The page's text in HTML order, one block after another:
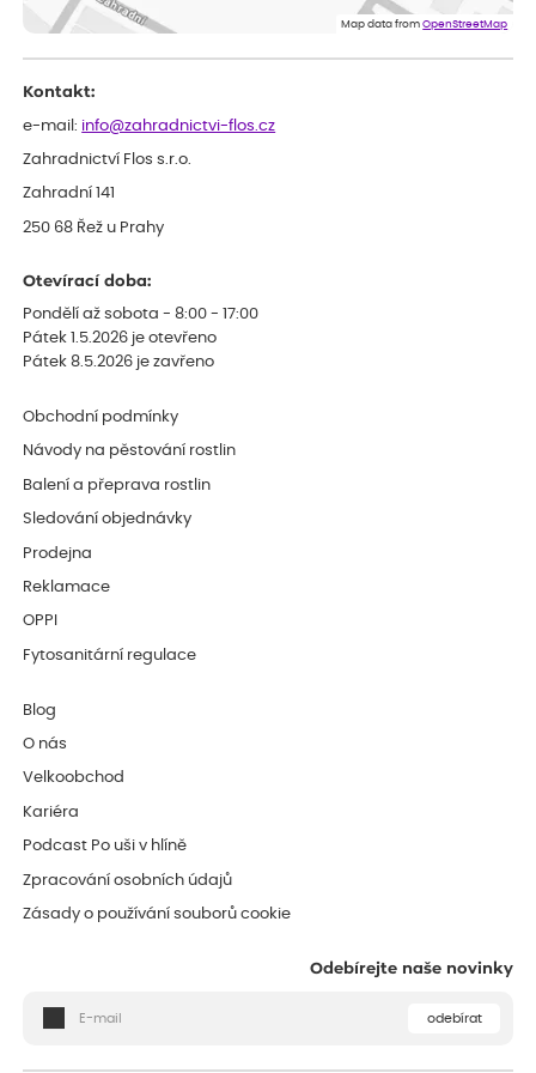
Eshop, objednání bylo v pořádku, žádný problém. Jen jsem byla
smutná z dodávky jedné kytky, která nebyla v nejlepší kondici a i
Map data fromOpenStreetMap
Kontakt:
e-mail: info@zahradnictvi-flos.cz
Zahradnictví Flos s.r.o.
Zahradní 141
250 68 Řež u Prahy
Otevírací doba:
Pondělí až sobota - 8:00 - 17:00
Pátek 1.5.2026 je otevřeno
Pátek 8.5.2026 je zavřeno
Obchodní podmínky
Návody na pěstování rostlin
Balení a přeprava rostlin
Sledování objednávky
Prodejna
Reklamace
OPPI
Fytosanitární regulace
Blog
O nás
Velkoobchod
Kariéra
Podcast Po uši v hlíně
Zpracování osobních údajů
Zásady o používání souborů cookie
Odebírejte naše novinky
odebírat